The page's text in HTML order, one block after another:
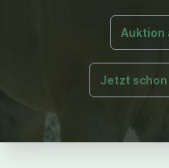
Auktion
Jetzt